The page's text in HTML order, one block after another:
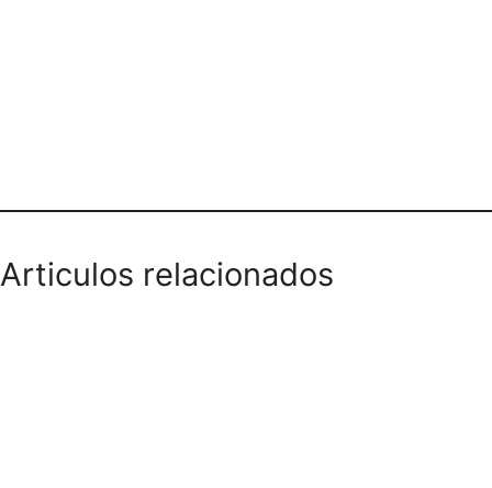
Articulos relacionados